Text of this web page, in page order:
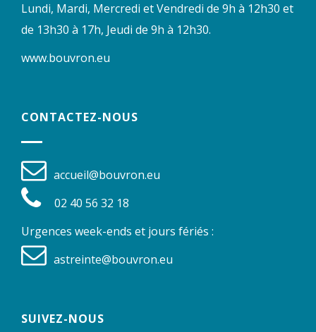
Lundi, Mardi, Mercredi et Vendredi de 9h à 12h30 et
de 13h30 à 17h, Jeudi de 9h à 12h30.
www.bouvron.eu
CONTACTEZ-NOUS
accueil@bouvron.eu
02 40 56 32 18
Urgences week-ends et jours fériés :
astreinte@bouvron.eu
SUIVEZ-NOUS